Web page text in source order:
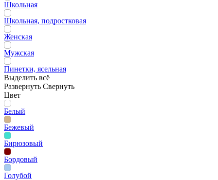
Школьная
Школьная, подростковая
Женская
Мужская
Пинетки, ясельная
Выделить всё
Развернуть Свернуть
Цвет
Белый
Бежевый
Бирюзовый
Бордовый
Голубой